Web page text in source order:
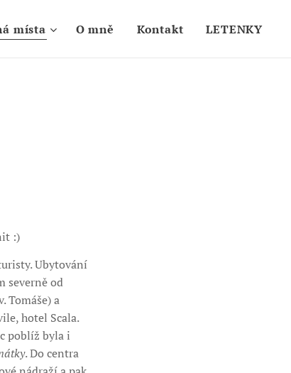
místa O mně Kontakt LETENKY
:)
Ubytování
severně od
Tomáše) a
hotel Scala.
poblíž byla i
. Do centra